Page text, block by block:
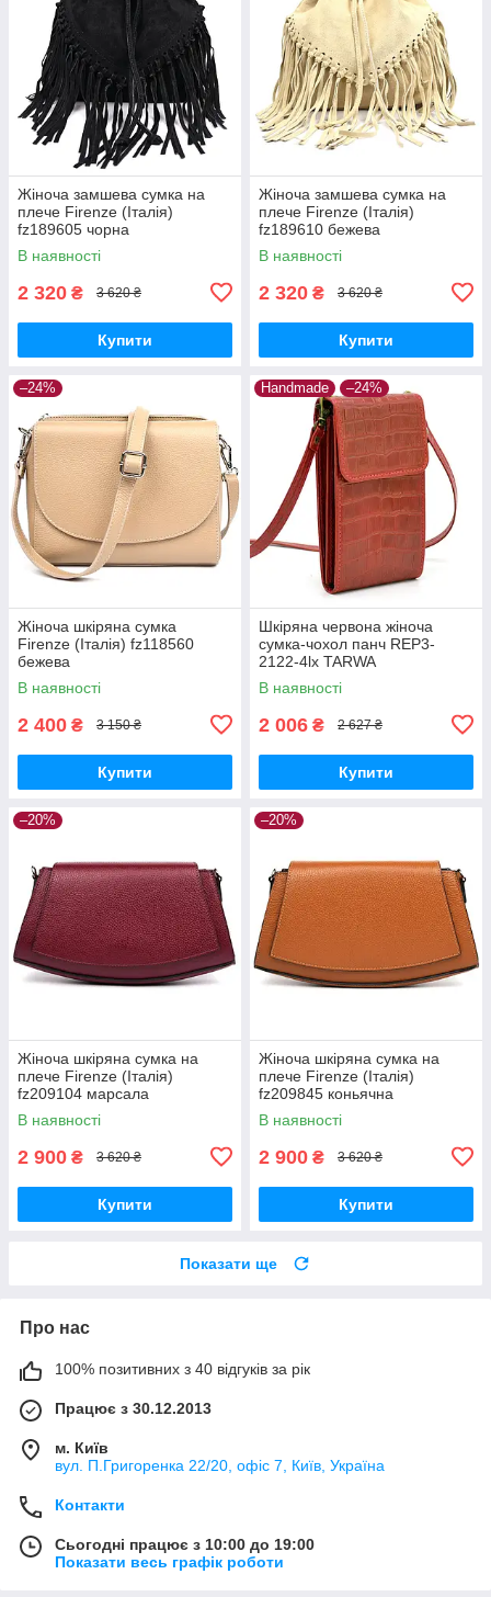
Жіноча замшева сумка на
плече Firenze (Італія)
fz189605 чорна
В наявності
2 320 ₴ 3 620 ₴
Купити
Жіноча замшева сумка на
плече Firenze (Італія)
fz189610 бежева
В наявності
2 320 ₴ 3 620 ₴
Купити
–24%
Жіноча шкіряна сумка
Firenze (Італія) fz118560
бежева
В наявності
2 400 ₴ 3 150 ₴
Купити
Handmade –24%
Шкіряна червона жіноча
сумка-чохол панч REP3-
2122-4lx TARWA
В наявності
2 006 ₴ 2 627 ₴
Купити
–20%
Жіноча шкіряна сумка на
плече Firenze (Італія)
fz209104 марсала
В наявності
2 900 ₴ 3 620 ₴
Купити
–20%
Жіноча шкіряна сумка на
плече Firenze (Італія)
fz209845 коньячна
В наявності
2 900 ₴ 3 620 ₴
Купити
Показати ще
Про нас
100% позитивних з 40 відгуків за рік
Працює з 30.12.2013
м. Київ
вул. П.Григоренка 22/20, офіс 7, Київ, Україна
Контакти
Сьогодні працює з 10:00 до 19:00
Показати весь графік роботи